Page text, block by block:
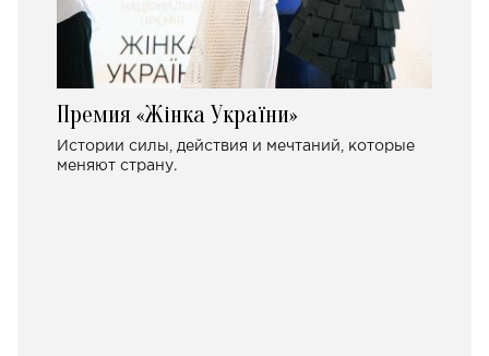
Премия «Жінка України»
Истории силы, действия и мечтаний, которые
меняют страну.